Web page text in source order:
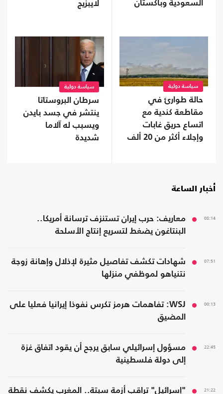
السعودية وباكستان لايبزيج
سياسة دولية
حالة طوارئ في
مقاطعة كندية مع
اتساع حريق غابات
وإجلاء أكثر من 20 ألف
سياسة دولية
سرطان البروستاتا
ينتشر في جسد بايدن
ويسبب له آلاما
شديدة
أخبار الساعة
08:14
معاريف: حرب إيران تستنزف ترسانة أمريكا..
البنتاغون يضغط لتسريع إنتاج الأسلحة
07:51
شهادات تكشف تفاصيل مثيرة لإذلال وإهانة زوجة
نتنياهو لموظفي منزلها
00:13
WSJ: تفاهمات هرمز تكرس نفوذا إيرانيا فعليا على
المضيق
22:45
مسؤول إسرائيلي سابق يرجح أن يقود اتفاق غزة
إلى دولة فلسطينية
21:22
"إسرائيل" تراقب أزمة سبتة.. المغرب يكشف نقطة